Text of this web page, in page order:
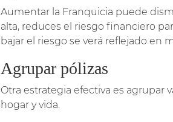
Aumentar la Franquicia puede
alta, reduces el riesgo financiero
bajar el riesgo se verá reflejado en
Agrupar pólizas
Otra estrategia efectiva es agrupar
hogar y vida.